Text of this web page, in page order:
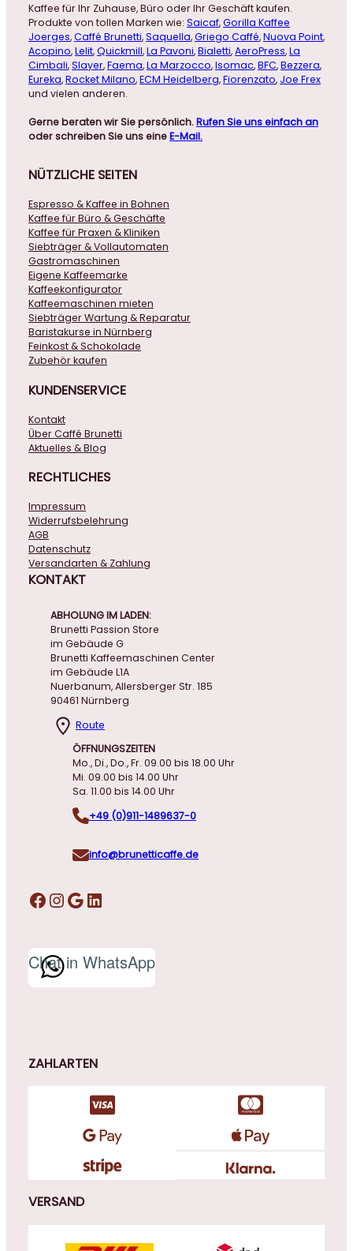
Kaffee für Ihr Zuhause, Büro oder Ihr Geschäft kaufen.
Produkte von tollen Marken wie: Saicaf,Gorilla Kaffee
Joerges,Caffé Brunetti,Saquella,Griego Caffé,Nuova Point,
Acopino,Lelit,Quickmill,La Pavoni,Bialetti,AeroPress,La
Cimbali,Slayer,Faema,La Marzocco,Isomac,BFC,Bezzera,
Eureka,Rocket Milano,ECM Heidelberg,Fiorenzato, Joe Frex
und vielen anderen.
Gerne beraten wir Sie persönlich.Rufen Sie uns einfach an
oder schreiben Sie uns eineE-Mail.
NÜTZLICHE SEITEN
Espresso & Kaffee in Bohnen
Kaffee für Büro & Geschäfte
Kaffee für Praxen & Kliniken
Siebträger & Vollautomaten
Gastromaschinen
Eigene Kaffeemarke
Kaffeekonfigurator
Kaffeemaschinen mieten
Siebträger Wartung & Reparatur
Baristakurse in Nürnberg
Feinkost & Schokolade
Zubehör kaufen
KUNDENSERVICE
Kontakt
Über Caffé Brunetti
Aktuelles & Blog
RECHTLICHES
Impressum
Widerrufsbelehrung
AGB
Datenschutz
Versandarten & Zahlung
KONTAKT
ABHOLUNG IM LADEN:
Brunetti Passion Store
im Gebäude G
Brunetti Kaffeemaschinen Center
im Gebäude L1A
Nuerbanum, Allersberger Str. 185
90461 Nürnberg
Route
ÖFFNUNGSZEITEN
Mo., Di., Do., Fr. 09.00 bis 18.00 Uhr
Mi. 09.00 bis 14.00 Uhr
Sa. 11.00 bis 14.00 Uhr
+49 (0)911-1489637-0
info@brunetticaffe.de
Facebook InstagramGoogle LinkedIn
Chat in WhatsApp
ZAHLARTEN
VERSAND